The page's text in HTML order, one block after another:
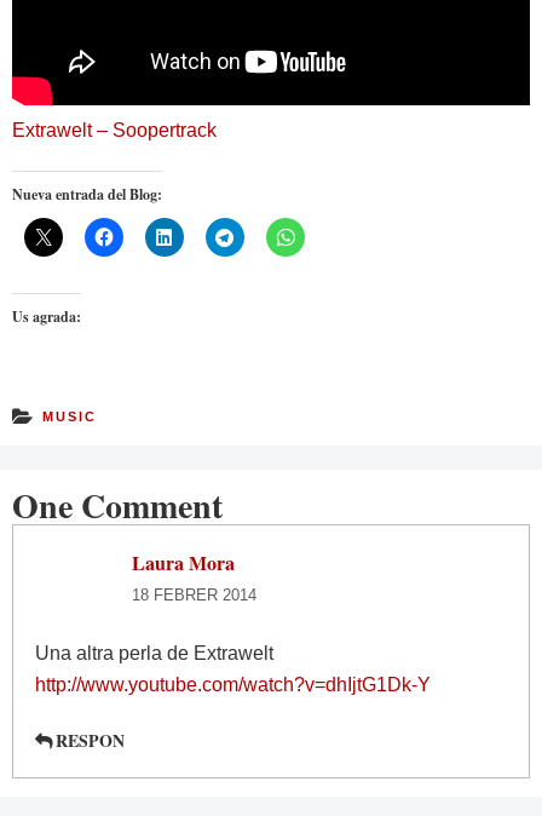
Extrawelt – Soopertrack
Nueva entrada del Blog:
Us agrada:
MUSIC
One Comment
Laura Mora
18 FEBRER 2014
Una altra perla de Extrawelt
http://www.youtube.com/watch?v=dhIjtG1Dk-Y
RESPON